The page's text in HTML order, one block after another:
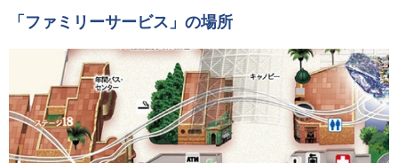
「ファミリーサービス」の場所